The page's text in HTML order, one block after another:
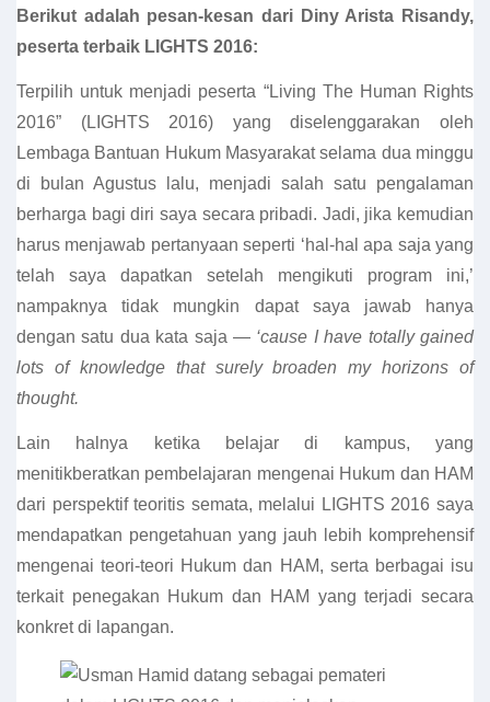
Berikut adalah pesan-kesan dari Diny Arista Risandy,
peserta terbaik LIGHTS 2016:
Terpilih untuk menjadi peserta “Living The Human Rights
2016” (LIGHTS 2016) yang diselenggarakan oleh
Lembaga Bantuan Hukum Masyarakat selama dua minggu
di bulan Agustus lalu, menjadi salah satu pengalaman
berharga bagi diri saya secara pribadi. Jadi, jika kemudian
harus menjawab pertanyaan seperti ‘hal-hal apa saja yang
telah saya dapatkan setelah mengikuti program ini,’
nampaknya tidak mungkin dapat saya jawab hanya
dengan satu dua kata saja — ‘cause I have totally gained
lots of knowledge that surely broaden my horizons of
thought.
Lain halnya ketika belajar di kampus, yang
menitikberatkan pembelajaran mengenai Hukum dan HAM
dari perspektif teoritis semata, melalui LIGHTS 2016 saya
mendapatkan pengetahuan yang jauh lebih komprehensif
mengenai teori-teori Hukum dan HAM, serta berbagai isu
terkait penegakan Hukum dan HAM yang terjadi secara
konkret di lapangan.